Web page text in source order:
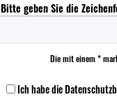
Bitte geben Sie die
Die mit einem *
Ich habe die